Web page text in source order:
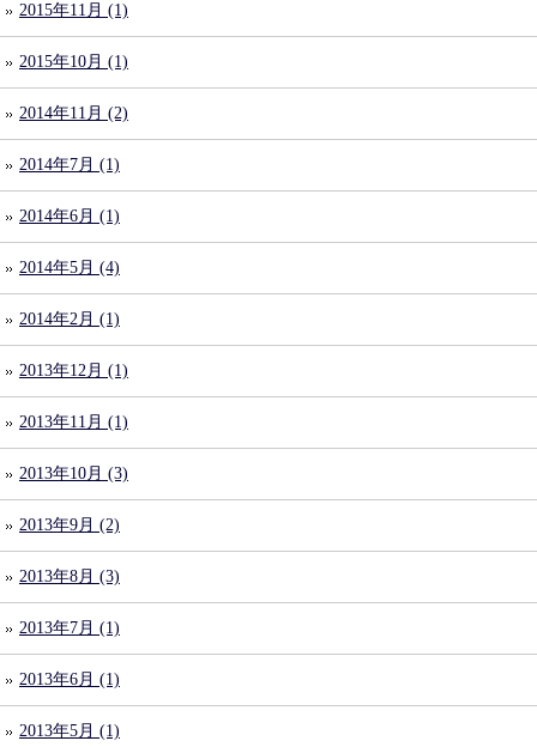
2015年11月 (1)
2015年10月 (1)
2014年11月 (2)
2014年7月 (1)
2014年6月 (1)
2014年5月 (4)
2014年2月 (1)
2013年12月 (1)
2013年11月 (1)
2013年10月 (3)
2013年9月 (2)
2013年8月 (3)
2013年7月 (1)
2013年6月 (1)
2013年5月 (1)